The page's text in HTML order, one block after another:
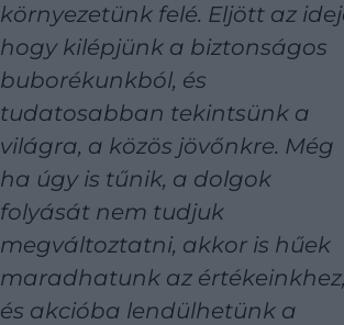
környezetünk felé. Eljött az
hogy kilépjünk a biztonságos
buborékunkból, és
tudatosabban tekintsünk a
világra, a közös jövőnkre. Még
ha úgy is tűnik, a dolgok
folyását nem tudjuk
megváltoztatni, akkor is hűek
maradhatunk az
és akcióba lendülhetünk a